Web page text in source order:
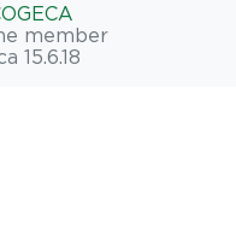
member
15.6.18